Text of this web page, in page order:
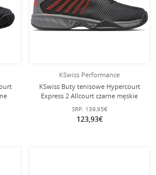
KSwiss Performance
KSwiss Buty tenisowe Hypercourt
Express 2 Allcourt czarne męskie
SRP: 139,95€
123,93€